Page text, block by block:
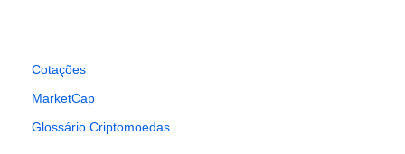
Cotações
MarketCap
Glossário Criptomoedas